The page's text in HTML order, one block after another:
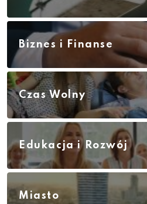
Biznes i Finanse
Czas Wolny
Edukacja i Rozwój
Miasto